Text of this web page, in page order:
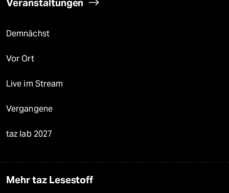
Demnächst
Vor Ort
Live im Stream
Vergangene
taz lab 2027
Mehr taz Lesestoff